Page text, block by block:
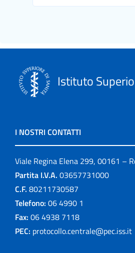
Istituto
I NOSTRI CONTATTI
Viale Regina Elena 299, 00161 –
Partita I.V.A. 03657731000
C.F. 80211730587
Telefono: 06 4990 1
Fax: 06 4938 7118
PEC: protocollo.centrale@pec.iss.it